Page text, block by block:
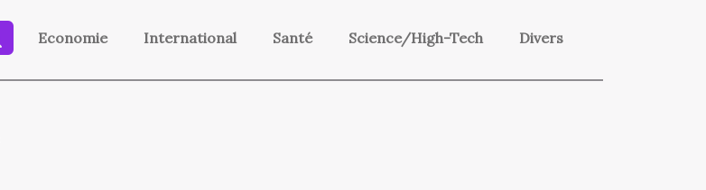
Economie International Santé Science/High-Tech Divers